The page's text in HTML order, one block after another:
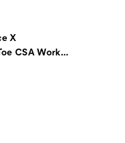
X
CSA Work…